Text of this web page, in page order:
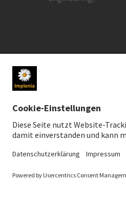
Newsroom
Medienkontakt
Social Media
Downloads für Medien